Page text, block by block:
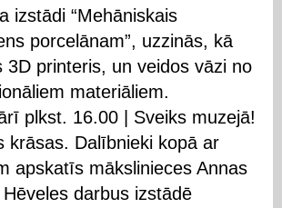
izstādi “Mehāniskais
porcelānam”, uzzinās, kā
3D printeris, un veidos vāzi no
materiāliem.
plkst. 16.00 | Sveiks muzejā!
krāsas. Dalībnieki kopā ar
apskatīs mākslinieces Annas
darbus izstādē